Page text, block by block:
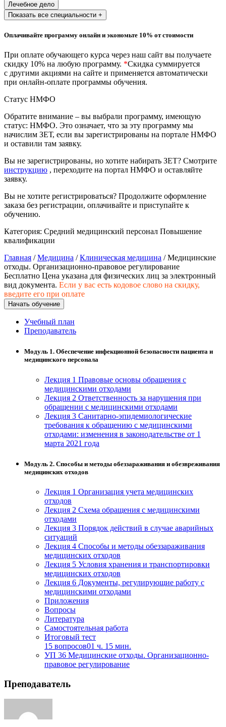
Техносферная безопасность и ОТ
природообустройство
Экологическая безопасность в
Управление охраной труда.
Техносферная безопасность
Допуски
Безопасность труда
Экономика и управление
общественного питания в
организации
Управление административно-
хозяйственной деятельностью
Техника-технологии
Прикладная геология, горное дело,
нефтегазовое дело и геодезия
Техника и технологии наземного
транспорта
Техника и технологии строительства
Ядерная энергетика и технологии
Культура и спорт
Физкультура и спорт
Изобразительное и прикладные виды
искусств
Средства массовой информации и
информативно-библиотечное дело
Управление в технических системах
Ветеринария и зоотехника
Подготовка к периодической
аккредитации
Основные Услуги
Лечебное дело
Показать все специальности +
Оплачивайте программу онлайн и экономьте 10% от стоимости
При оплате обучающего курса через наш сайт вы получаете
скидку 10% на любую программу. *Скидка суммируется
с другими акциями на сайте и применяется автоматически
при онлайн-оплате программы обучения.
Статус НМФО
Обратите внимание – вы выбрали программу, имеющую
статус: НМФО. Это означает, что за эту программу мы
начислим ЗЕТ, если вы зарегистрированы на портале НМФО
и оставили там заявку.
Вы не зарегистрированы, но хотите набирать ЗЕТ? Смотрите
инструкцию , переходите на портал НМФО и оставляйте
заявку.
Вы не хотите регистрироваться? Продолжите оформление
заказа без регистрации, оплачивайте и приступайте к
обучению.
Категория: Средний медицинский персонал Повышение
квалификации
Главная /Медицина /Клиническая медицина / Медицинские
отходы. Организационно-правовое регулирование
Бесплатно Цена указана для физических лиц за электронный
вид документа. Если у вас есть кодовое слово на скидку,
введите его при оплате
Начать обучение
Учебный план
Преподаватель
Модуль 1. Обеспечение инфекционной безопасности пациента и
медицинского персонала
Лекция 1 Правовые основы обращения с
медицинскими отходами
Лекция 2 Ответственность за нарушения при
обращении с медицинскими отходами
Лекция 3 Санитарно-эпидемиологические
требования к обращению с медицинскими
отходами: изменения в законодательстве от 1
марта 2021 года
Модуль 2. Способы и методы обеззараживания и обезвреживания
медицинских отходов
Лекция 1 Организация учета медицинских
отходов
Лекция 2 Схема обращения с медицинскими
отходами
Лекция 3 Порядок действий в случае аварийных
ситуаций
Лекция 4 Способы и методы обеззараживания
медицинских отходов
Лекция 5 Условия хранения и транспортировки
медицинских отходов
Лекция 6 Документы, регулирующие работу с
медицинскими отходами
Приложения
Вопросы
Литература
Самостоятельная работа
Итоговый тест
15 вопросов01 ч. 15 мин.
УП 36 Медицинские отходы. Организационно-
правовое регулирование
Преподаватель